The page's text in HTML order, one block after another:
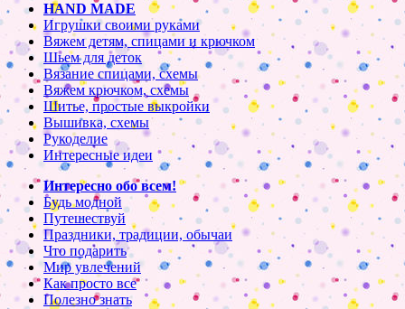
HAND MADE
Игрушки своими руками
Вяжем детям, спицами и крючком
Шьем для деток
Вязание спицами, схемы
Вяжем крючком, схемы
Шитье, простые выкройки
Вышивка, схемы
Рукоделие
Интересные идеи
Интересно обо всем!
Будь модной
Путешествуй
Праздники, традиции, обычаи
Что подарить
Мир увлечений
Как просто все
Полезно знать